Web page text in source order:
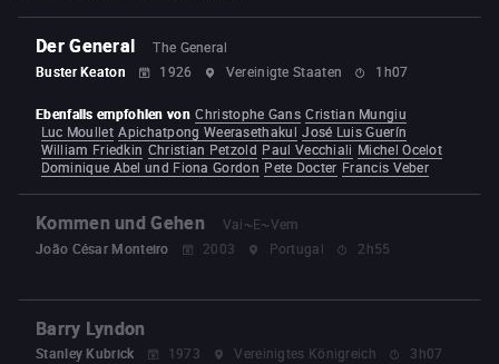
Der General
The General
Buster Keaton
1926 Vereinigte Staaten 1h07
Ebenfalls empfohlen von Christophe Gans Cristian Mungiu
Luc Moullet Apichatpong Weerasethakul José Luis Guerín
William Friedkin Christian Petzold Paul Vecchiali Michel Ocelot
Dominique Abel und Fiona Gordon Pete Docter Francis Veber
Kommen und Gehen
Vai~E~Vem
João César Monteiro
2003 Portugal 2h55
Barry Lyndon
Stanley Kubrick 1973 Vereinigtes Königreich 3h07